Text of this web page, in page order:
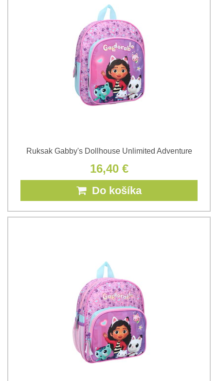
Ruksak Gabby's Dollhouse Unlimited Adventure
16,40 €
Do košíka